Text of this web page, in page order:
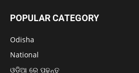
POPULAR CATEGORY
Odisha
National
ଓଡ଼ିଆ ରେ ପଢନ୍ତୁ